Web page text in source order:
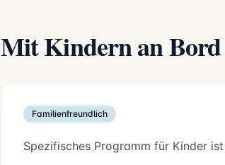
Mit Kindern an Bord
Familienfreundlich
Spezifisches Programm für Kinder